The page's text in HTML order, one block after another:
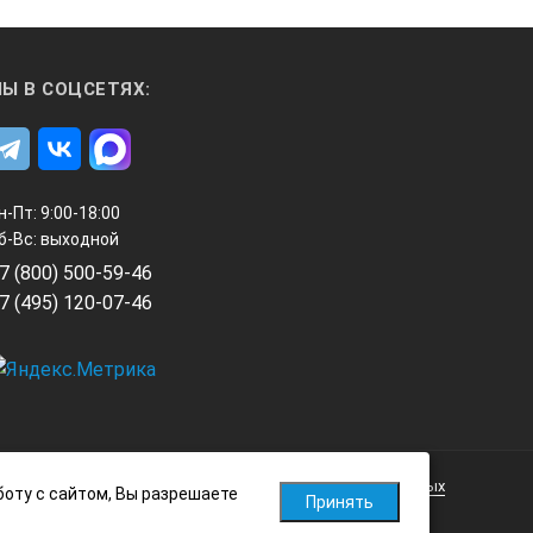
подчеркиваний и аннотаций.
изображений.
кадр, сделать снимок или
используются 8 уровней
матрица. Чисто белый свет
В СОЦСЕТЯХ:
Пт: 9:00-18:00
Вс: выходной
(800) 500-59-46
(495) 120-07-46
Политика обработки персональных данных
с сайтом, Вы разрешаете
Принять